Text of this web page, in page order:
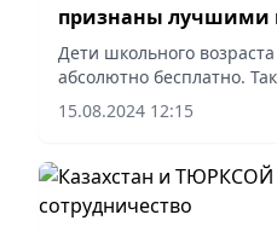
признаны лучшими
Дети школьного
абсолютно бесплатно.
принято акимом города
Досаевым, сообщает
15.08.2024 12:15